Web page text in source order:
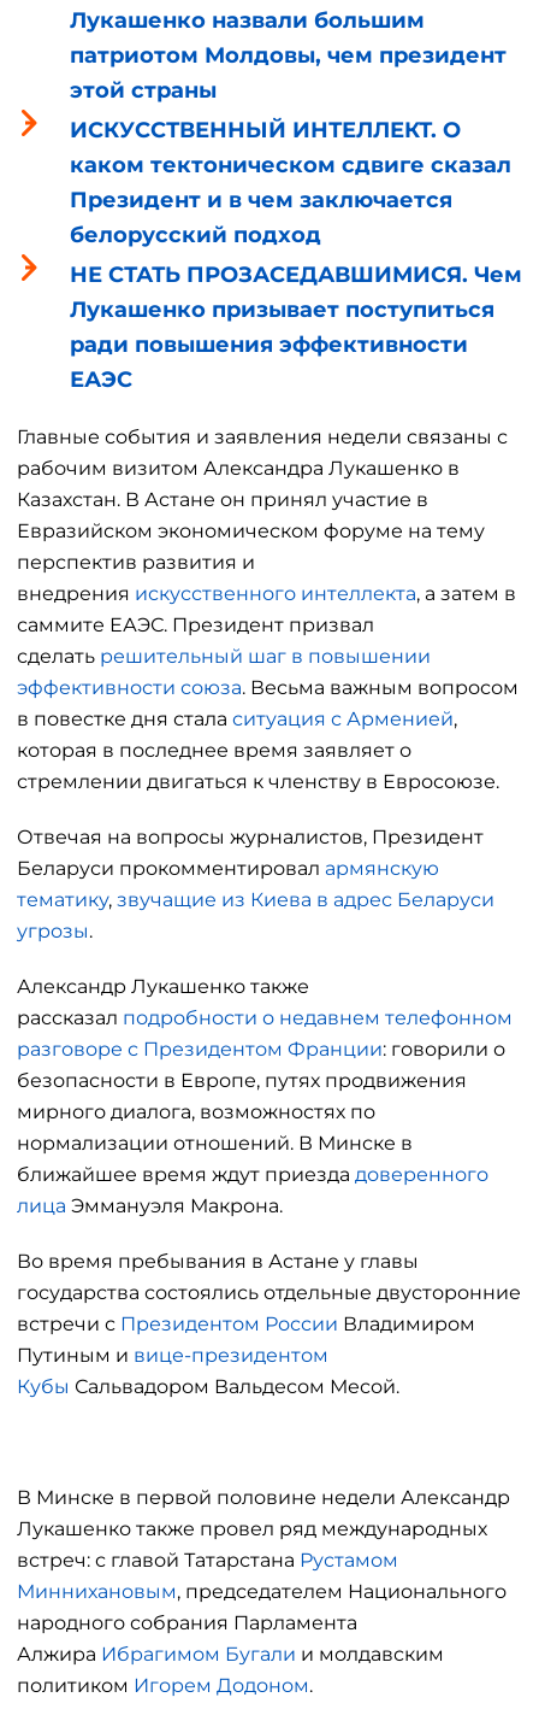
Лукашенко назвали большим
патриотом Молдовы, чем президент
этой страны
ИСКУССТВЕННЫЙ ИНТЕЛЛЕКТ. О
каком тектоническом сдвиге сказал
Президент и в чем заключается
белорусский подход
НЕ СТАТЬ ПРОЗАСЕДАВШИМИСЯ. Чем
Лукашенко призывает поступиться
ради повышения эффективности
ЕАЭС
Главные события и заявления недели связаны с
рабочим визитом Александра Лукашенко в
Казахстан. В Астане он принял участие в
Евразийском экономическом форуме на тему
перспектив развития и
внедрения искусственного интеллекта, а затем в
саммите ЕАЭС. Президент призвал
сделать решительный шаг в повышении
эффективности союза. Весьма важным вопросом
в повестке дня стала ситуация с Арменией,
которая в последнее время заявляет о
стремлении двигаться к членству в Евросоюзе.
Отвечая на вопросы журналистов, Президент
Беларуси прокомментировал армянскую
тематику, звучащие из Киева в адрес Беларуси
угрозы.
Александр Лукашенко также
рассказал подробности о недавнем телефонном
разговоре с Президентом Франции: говорили о
безопасности в Европе, путях продвижения
мирного диалога, возможностях по
нормализации отношений. В Минске в
ближайшее время ждут приезда доверенного
лица Эммануэля Макрона.
Во время пребывания в Астане у главы
государства состоялись отдельные двусторонние
встречи с Президентом России Владимиром
Путиным и вице-президентом
Кубы Сальвадором Вальдесом Месой.
В Минске в первой половине недели Александр
Лукашенко также провел ряд международных
встреч: с главой Татарстана Рустамом
Миннихановым, председателем Национального
народного собрания Парламента
Алжира Ибрагимом Бугали и молдавским
политиком Игорем Додоном.